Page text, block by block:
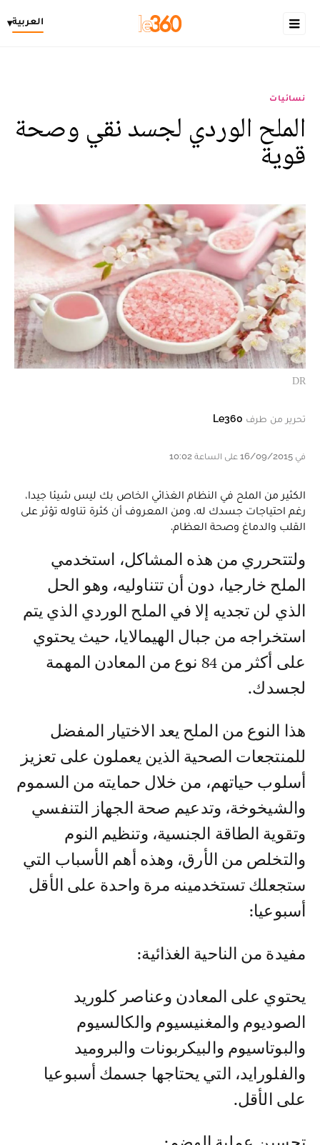
العربية▾
نسائيات
الملح الوردي لجسد نقي وصحة
قوية
DR
تحرير من طرف Le360
في 16/09/2015 على الساعة 10:02
الكثير من الملح في النظام الغذائي الخاص بك ليس شيئا جيدا،
رغم احتياجات جسدك له، ومن المعروف أن كثرة تناوله تؤثر على
القلب والدماغ وصحة العظام.
ولتتحرري من هذه المشاكل، استخدمي
الملح خارجيا، دون أن تتناوليه، وهو الحل
الذي لن تجديه إلا في الملح الوردي الذي يتم
استخراجه من جبال الهيمالايا، حيث يحتوي
على أكثر من 84 نوع من المعادن المهمة
لجسدك.
هذا النوع من الملح يعد الاختيار المفضل
للمنتجعات الصحية الذين يعملون على تعزيز
أسلوب حياتهم، من خلال حمايته من السموم
والشيخوخة، وتدعيم صحة الجهاز التنفسي
وتقوية الطاقة الجنسية، وتنظيم النوم
والتخلص من الأرق، وهذه أهم الأسباب التي
ستجعلك تستخدمينه مرة واحدة على الأقل
أسبوعيا:
مفيدة من الناحية الغذائية:
يحتوي على المعادن وعناصر كلوريد
الصوديوم والمغنيسيوم والكالسيوم
والبوتاسيوم والبيكربونات والبروميد
والفلورايد، التي يحتاجها جسمك أسبوعيا
على الأقل.